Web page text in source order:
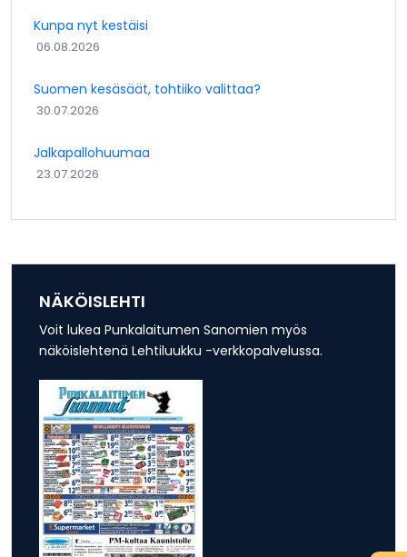
Kunpa nyt kestäisi
06.08.2026
Suomen kesäsäät, tohtiiko valittaa?
30.07.2026
Jalkapallohuumaa
23.07.2026
NÄKÖISLEHTI
Voit lukea Punkalaitumen Sanomien myös
näköislehtenä Lehtiluukku -verkkopalvelussa.